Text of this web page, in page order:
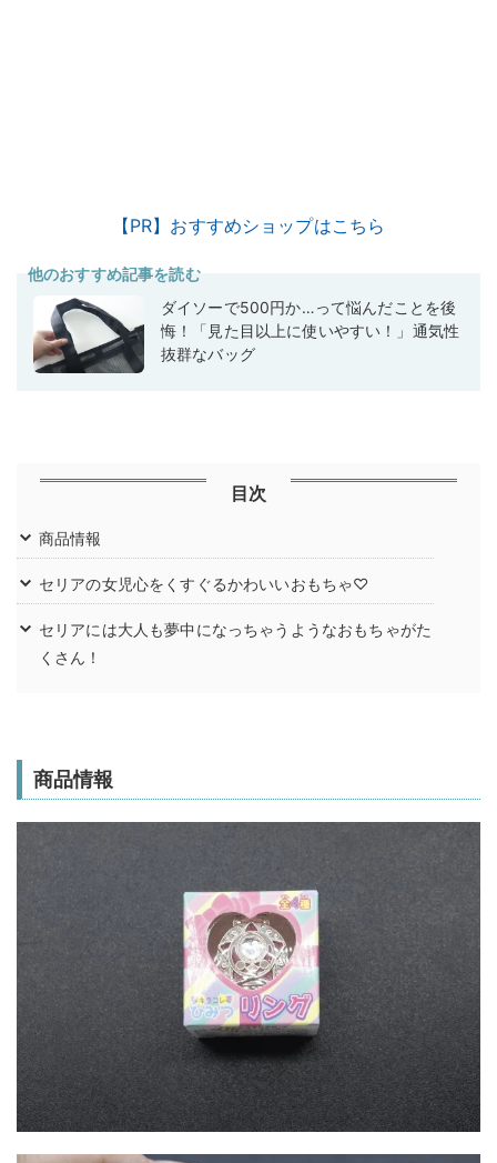
【PR】おすすめショップはこちら
他のおすすめ記事を読む
ダイソーで500円か…って悩んだことを後
悔！「見た目以上に使いやすい！」通気性
抜群なバッグ
目次
商品情報
セリアの女児心をくすぐるかわいいおもちゃ♡
セリアには大人も夢中になっちゃうようなおもちゃがた
くさん！
商品情報